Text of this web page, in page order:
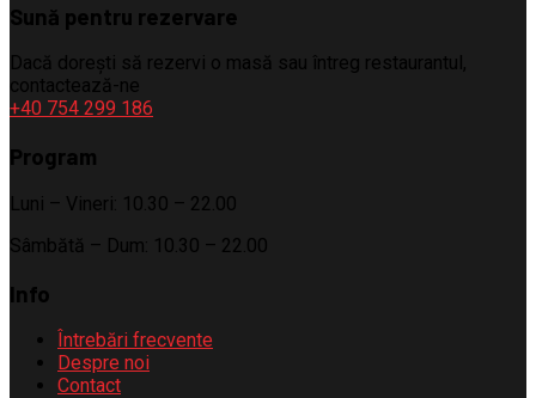
Sună pentru rezervare
Dacă dorești să rezervi o masă sau întreg restaurantul,
contactează-ne
+40 754 299 186
Program
Luni – Vineri: 10.30 – 22.00
Sâmbătă – Dum: 10.30 – 22.00
Info
Întrebări frecvente
Despre noi
Contact